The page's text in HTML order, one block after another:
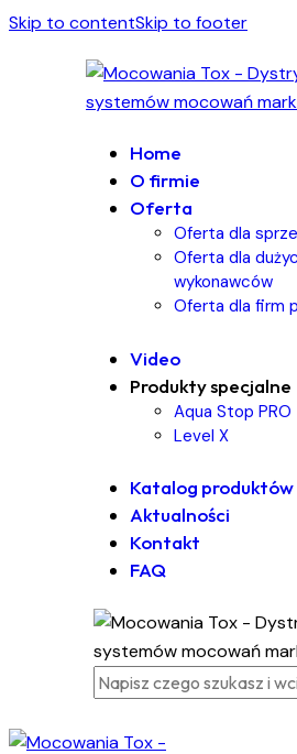
Skip to contentSkip to footer
Home
O firmie
Oferta
Oferta dla
Oferta dla
wykonawców
Oferta dla firm
Video
Produkty specjalne
Aqua Stop PRO
Level X
Katalog produktów
Aktualności
Kontakt
FAQ